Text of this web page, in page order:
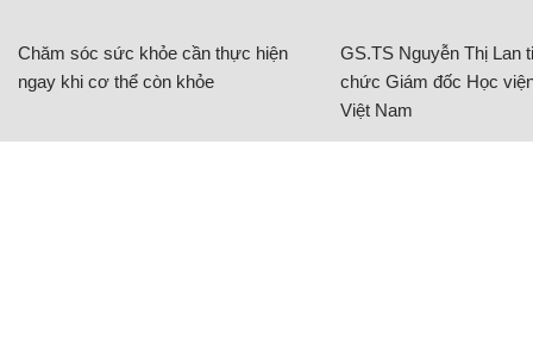
Chăm sóc sức khỏe cần thực hiện
ngay khi cơ thể còn khỏe
GS.TS Nguyễn Thị Lan
chức Giám đốc Học
Việt Nam